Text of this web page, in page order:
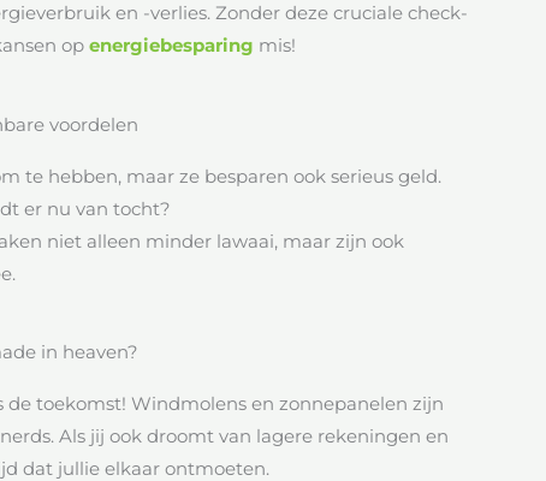
en -verlies. Zonder deze cruciale check-
op energiebesparing mis!
voordelen
te hebben, maar ze besparen ook serieus geld.
er nu van tocht?
niet alleen minder lawaai, maar zijn ook
in heaven?
de toekomst! Windmolens en zonnepanelen zijn
Als jij ook droomt van lagere rekeningen en
dat jullie elkaar ontmoeten.